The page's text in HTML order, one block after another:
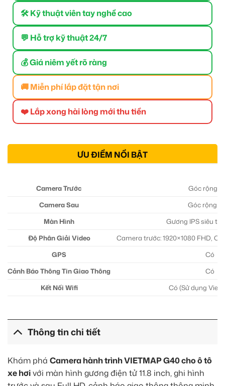
🛠 Kỹ thuật viên tay nghề cao
💬 Hỗ trợ kỹ thuật 24/7
💰 Giá niêm yết rõ ràng
🚚 Miễn phí lắp đặt tận nơi
❤️ Lắp xong hài lòng mới thu tiền
ƯU ĐIỂM NỔI BẬT
Camera Trước
Góc rộng
Camera Sau
Góc rộng
Màn Hình
Gương IPS siêu
Độ Phân Giải Video
Camera trước: 1920×1080 FHD,
GPS
Có
Cảnh Báo Thông Tin Giao Thông
Có
Kết Nối Wifi
Có (Sử dụng
Thông tin chi tiết
Khám phá Camera hành trình VIETMAP G40 cho ô tô
xe hơivới màn hình gương điện tử 11.8 inch, ghi hình